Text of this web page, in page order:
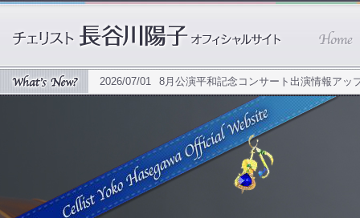
2026/07/01
8月公演平和記念コンサート出演情報アッ
10月のジャパン・アーツ スペシャルガ
10月に行われますせんくら出演情報アッ